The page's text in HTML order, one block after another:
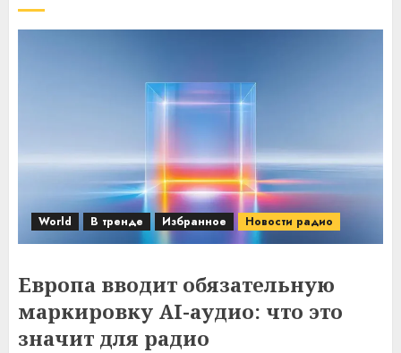
World В тренде Избранное Новости радио
Европа вводит обязательную
маркировку AI-аудио: что это
значит для радио